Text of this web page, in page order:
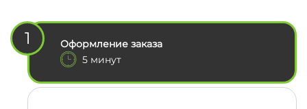
1
Оформление заказа
5 минут